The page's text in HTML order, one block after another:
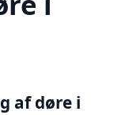
af døre i